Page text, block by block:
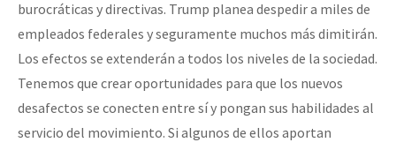
burocráticas y directivas. Trump planea despedir a miles de
empleados federales y seguramente muchos más dimitirán.
Los efectos se extenderán a todos los niveles de la sociedad.
Tenemos que crear oportunidades para que los nuevos
desafectos se conecten entre sí y pongan sus habilidades al
servicio del movimiento. Si algunos de ellos aportan